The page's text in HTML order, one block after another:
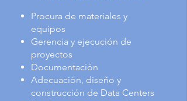
Procura de materiales y
equipos
Gerencia y ejecución de
proyectos
Documentación
Adecuación, diseño y
construcción de Data Centers